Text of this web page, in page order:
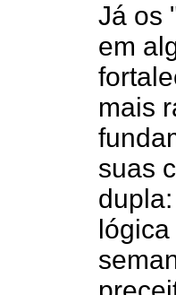
Já os
em
mais
suas